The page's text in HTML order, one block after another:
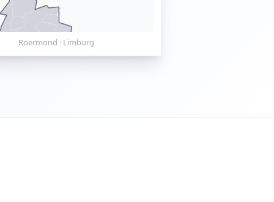
Roermond · Limburg